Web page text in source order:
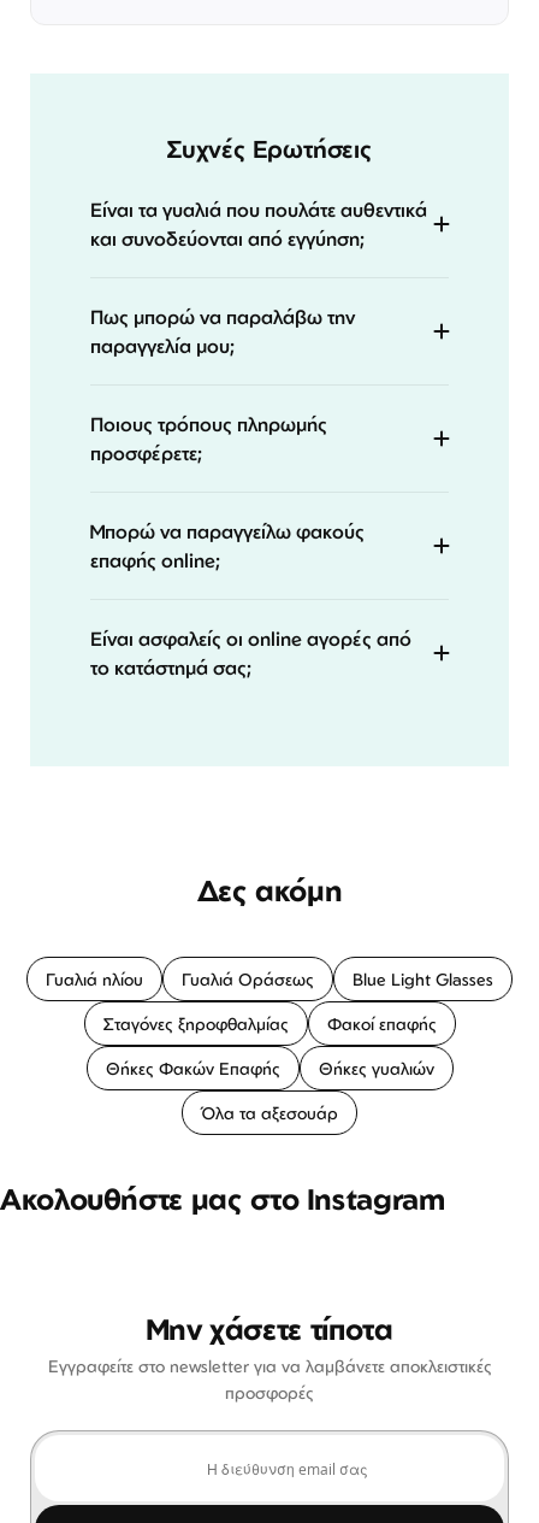
Συχνές Ερωτήσεις
Είναι τα γυαλιά που πουλάτε αυθεντικά
και συνοδεύονται από εγγύηση;
Πως μπορώ να παραλάβω την
παραγγελία μου;
Ποιους τρόπους πληρωμής
προσφέρετε;
Μπορώ να παραγγείλω φακούς
επαφής online;
Είναι ασφαλείς οι online αγορές από
το κατάστημά σας;
Δες ακόμη
Γυαλιά ηλίου Γυαλιά Οράσεως Blue Light Glasses
Σταγόνες ξηροφθαλμίας Φακοί επαφής
Θήκες Φακών Επαφής Θήκες γυαλιών
Όλα τα αξεσουάρ
Ακολουθήστε μας στο Instagram
Μην χάσετε τίποτα
Εγγραφείτε στο newsletter για να λαμβάνετε αποκλειστικές
προσφορές